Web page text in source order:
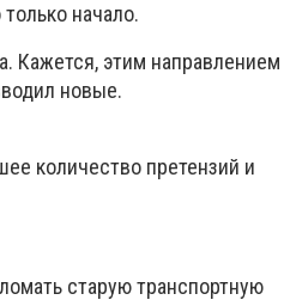
начало.
Кажется, этим направлением
новые.
количество претензий и
старую транспортную